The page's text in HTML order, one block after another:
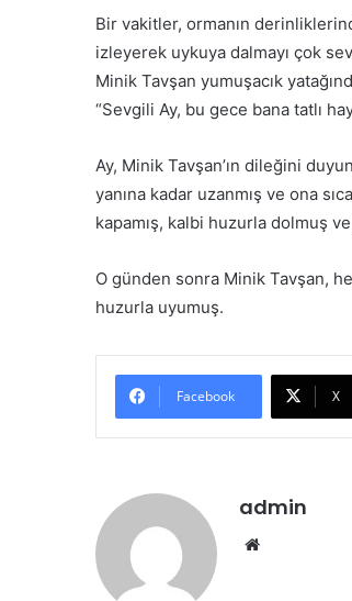
Bir vakitler, ormanın
izleyerek uykuya dalmayı çok
Minik Tavşan yumuşacık
“Sevgili Ay, bu gece bana tatlı
Ay, Minik Tavşan’ın dileğini
yanına kadar uzanmış ve ona
kapamış, kalbi huzurla dolmuş
O günden sonra Minik Tavşan,
huzurla uyumuş.
Facebook X
admin